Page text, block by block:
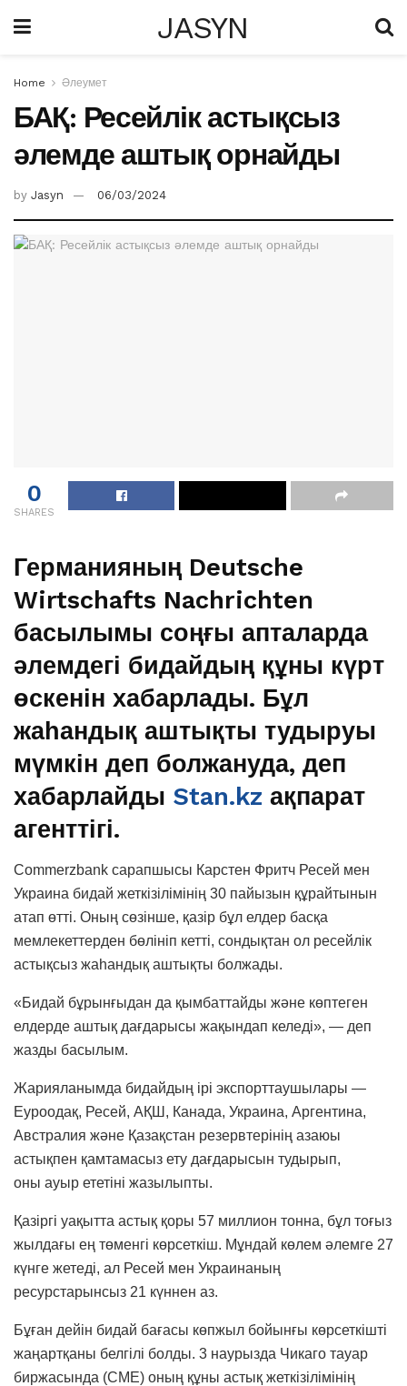
JASYN
Home Әлеумет
БАҚ: Ресейлік астықсыз
әлемде аштық орнайды
by Jasyn 06/03/2024
0
SHARES
Германияның Deutsche
Wirtschafts Nachrichten
басылымы соңғы апталарда
әлемдегі бидайдың құны күрт
өскенін хабарлады. Бұл
жаһандық аштықты тудыруы
мүмкін деп болжануда, деп
хабарлайды Stan.kz ақпарат
агенттігі.
Commerzbank сарапшысы Карстен Фритч Ресей мен
Украина бидай жеткізілімінің 30 пайызын құрайтынын
атап өтті. Оның сөзінше, қазір бұл елдер басқа
мемлекеттерден бөлініп кетті, сондықтан ол ресейлік
астықсыз жаһандық аштықты болжады.
«Бидай бұрынғыдан да қымбаттайды және көптеген
елдерде аштық дағдарысы жақындап келеді», — деп
жазды басылым.
Жарияланымда бидайдың ірі экспорттаушылары —
Еуроодақ, Ресей, АҚШ, Канада, Украина, Аргентина,
Австралия және Қазақстан резервтерінің азаюы
астықпен қамтамасыз ету дағдарысын тудырып,
оны ауыр ететіні жазылыпты.
Қазіргі уақытта астық қоры 57 миллион тонна, бұл тоғыз
жылдағы ең төменгі көрсеткіш. Мұндай көлем әлемге 27
күнге жетеді, ал Ресей мен Украинаның
ресурстарынсыз 21 күннен аз.
Бұған дейін бидай бағасы көпжыл бойынғы көрсеткішті
жаңартқаны белгілі болды. 3 наурызда Чикаго тауар
биржасында (CME) оның құны астық жеткізілімінің